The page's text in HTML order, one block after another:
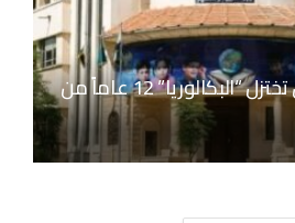
كابوس النتائج.. حين تختزل “البكالوريا” 12 عاماً من